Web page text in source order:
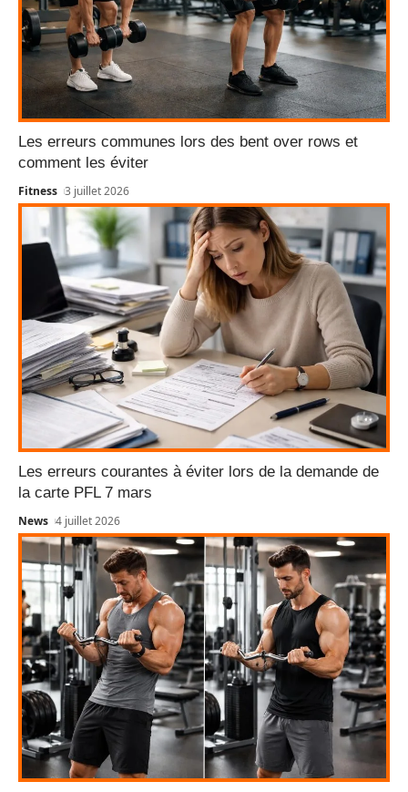
Les erreurs communes lors des bent over rows et
comment les éviter
Fitness 3 juillet 2026
Les erreurs courantes à éviter lors de la demande de
la carte PFL 7 mars
News 4 juillet 2026